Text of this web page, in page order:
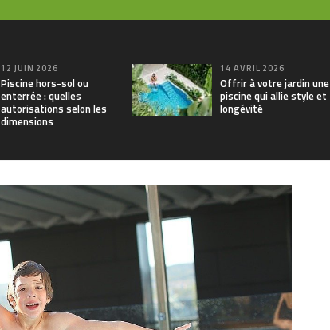
12 JUIN 2026
Piscine hors-sol ou
enterrée : quelles
autorisations selon les
dimensions
14 AVRIL 2026
Offrir à votre jardin une
piscine qui allie style et
longévité